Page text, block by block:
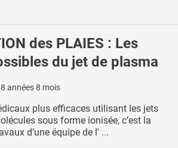
des PLAIES : Les
du jet de plasma
8 années 8 mois
plus efficaces utilisant les jets
sous forme ionisée, c’est la
d’une équipe de l' ...